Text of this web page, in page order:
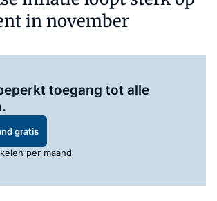
in november
toegang tot alle
gratis
per maand